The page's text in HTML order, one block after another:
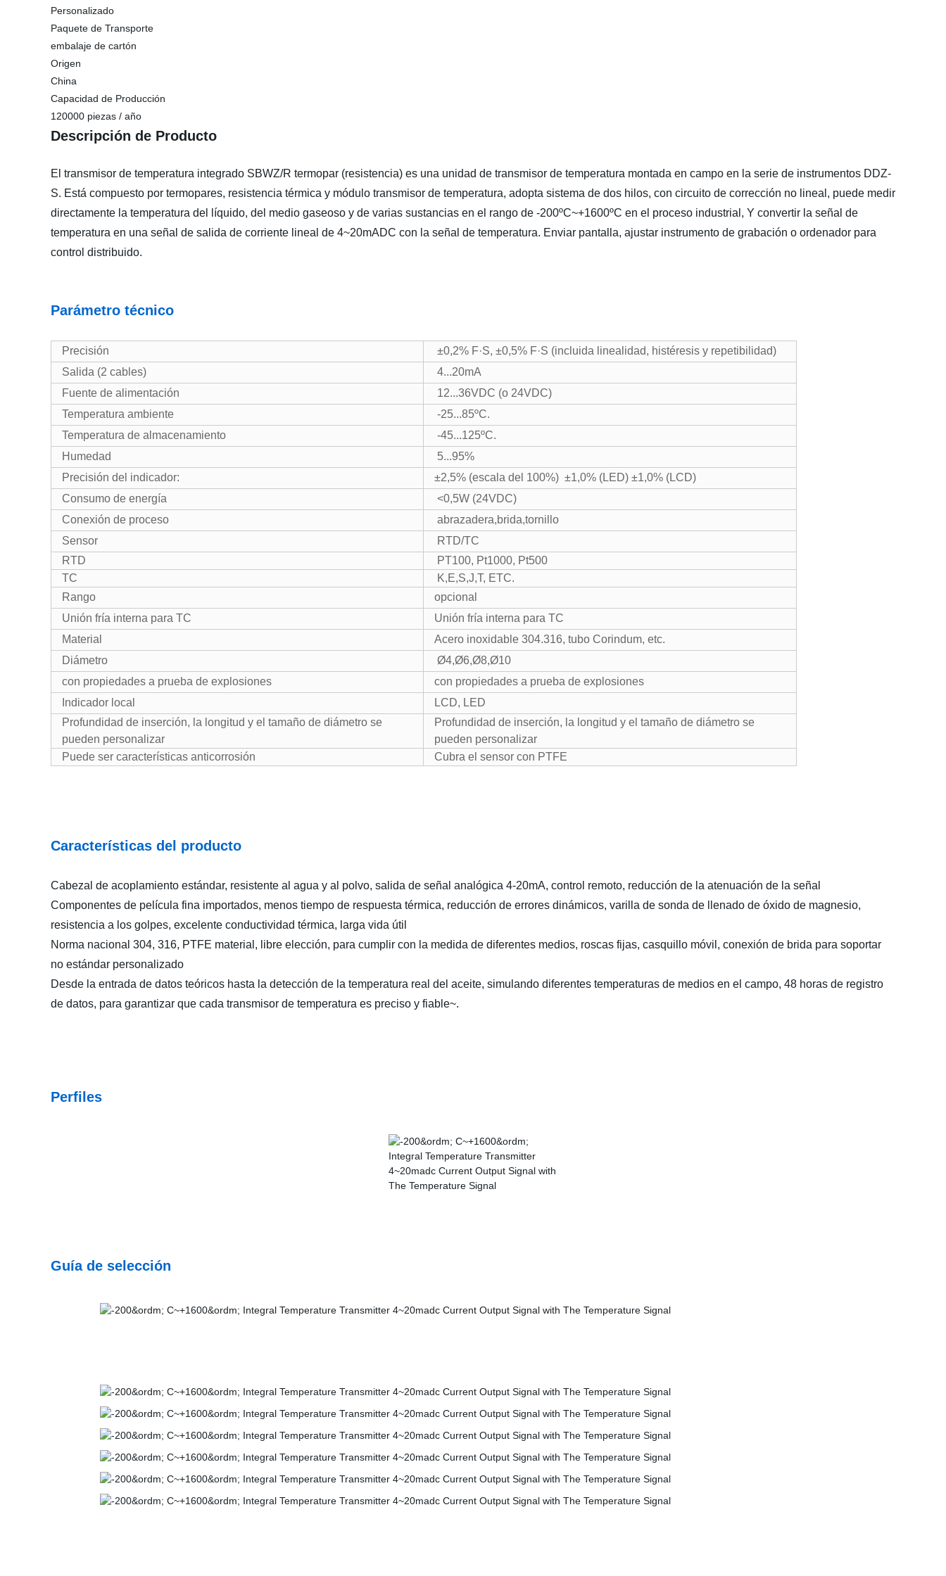
Personalizado
Paquete de Transporte
embalaje de cartón
Origen
China
Capacidad de Producción
120000 piezas / año
Descripción de Producto
El transmisor de temperatura integrado SBWZ/R termopar (resistencia) es una unidad de transmisor de temperatura montada en campo en la serie de instrumentos DDZ-
S. Está compuesto por termopares, resistencia térmica y módulo transmisor de temperatura, adopta sistema de dos hilos, con circuito de corrección no lineal, puede medir
directamente la temperatura del líquido, del medio gaseoso y de varias sustancias en el rango de -200ºC~+1600ºC en el proceso industrial, Y convertir la señal de
temperatura en una señal de salida de corriente lineal de 4~20mADC con la señal de temperatura. Enviar pantalla, ajustar instrumento de grabación o ordenador para
control distribuido.
Parámetro técnico
Precisión
±0,2% F·S, ±0,5% F·S (incluida linealidad, histéresis y repetibilidad)
Salida (2 cables)
4...20mA
Fuente de alimentación
12...36VDC (o 24VDC)
Temperatura ambiente
-25...85ºC.
Temperatura de almacenamiento
-45...125ºC.
Humedad
5...95%
Precisión del indicador:
±2,5% (escala del 100%) ±1,0% (LED) ±1,0% (LCD)
Consumo de energía
<0,5W (24VDC)
Conexión de proceso
abrazadera,brida,tornillo
Sensor
RTD/TC
RTD
PT100, Pt1000, Pt500
TC
K,E,S,J,T, ETC.
Rango
opcional
Unión fría interna para TC
Unión fría interna para TC
Material
Acero inoxidable 304.316, tubo Corindum, etc.
Diámetro
Ø4,Ø6,Ø8,Ø10
con propiedades a prueba de explosiones
con propiedades a prueba de explosiones
Indicador local
LCD, LED
Profundidad de inserción, la longitud y el tamaño de diámetro se
pueden personalizar
Profundidad de inserción, la longitud y el tamaño de diámetro se
pueden personalizar
Puede ser características anticorrosión
Cubra el sensor con PTFE
Características del producto
Cabezal de acoplamiento estándar, resistente al agua y al polvo, salida de señal analógica 4-20mA, control remoto, reducción de la atenuación de la señal
Componentes de película fina importados, menos tiempo de respuesta térmica, reducción de errores dinámicos, varilla de sonda de llenado de óxido de magnesio,
resistencia a los golpes, excelente conductividad térmica, larga vida útil
Norma nacional 304, 316, PTFE material, libre elección, para cumplir con la medida de diferentes medios, roscas fijas, casquillo móvil, conexión de brida para soportar
no estándar personalizado
Desde la entrada de datos teóricos hasta la detección de la temperatura real del aceite, simulando diferentes temperaturas de medios en el campo, 48 horas de registro
de datos, para garantizar que cada transmisor de temperatura es preciso y fiable~.
Perfiles
Guía de selección